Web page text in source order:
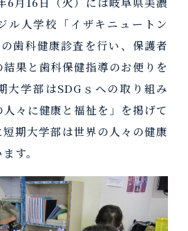
ル人学校「イザキニュートン
歯科健康診査を行い、保護者
果と歯科保健指導のお便りを
大学部はSDGｓへの取り組み
々に健康と福祉を」を掲げて
期大学部は世界の人々の健康
す。